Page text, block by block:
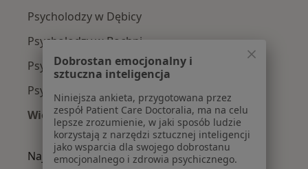
Psycholodzy w Dębicy
Psycholodzy w Bochni
Psycholodzy w Brzesku
Psycholodzy w
Więcej (11)
Więcej w kategorii: W pobliżu Tarnowa
Najczęście leczone choroby
Dobrostan emocjonalny i
sztuczna inteligencja
Niniejsza ankieta, przygotowana przez
zespół Patient Care Doctoralia, ma na celu
lepsze zrozumienie, w jaki sposób ludzie
korzystają z narzędzi sztucznej inteligencji
jako wsparcia dla swojego dobrostanu
emocjonalnego i zdrowia psychicznego.